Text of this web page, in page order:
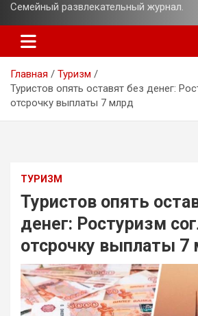
Семейный развлекательный журнал.
Главная
Туризм
Туристов опять оставят без денег:
отсрочку выплаты 7 млрд
ТУРИЗМ
Туристов опять
денег: Ростуризм
отсрочку выплаты 7